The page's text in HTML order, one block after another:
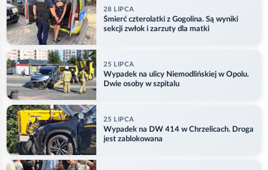
28 LIPCA
Śmierć czterolatki z Gogolina. Są wyniki
sekcji zwłok i zarzuty dla matki
25 LIPCA
Wypadek na ulicy Niemodlińskiej w Opolu.
Dwie osoby w szpitalu
25 LIPCA
Wypadek na DW 414 w Chrzelicach. Droga
jest zablokowana